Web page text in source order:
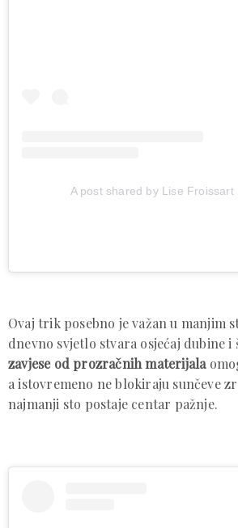
A post shared by Lise Froissart
Ovaj trik posebno je važan u manjim
dnevno svjetlo stvara osjećaj dubine
zavjese od prozračnih materijala
a istovremeno ne blokiraju sunčeve
najmanji sto postaje centar pažnje.